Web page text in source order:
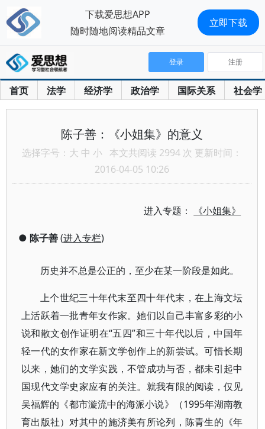
首页 法学 经济学 政治学 国际关系 社会学
登录 注册
陈子善：《小姐集》的意义
选择字号： 大 中 小 本文共阅读 2994 次 更新时间：
2016-04-05 10:26
进入专题： 《小姐集》
● 陈子善(进入专栏)
历史并不总是公正的，至少在某一阶段是如此。
上个世纪三十年代末至四十年代末，在上海文坛
上活跃着一批青年女作家。她们以自己丰富多彩的小
说和散文创作证明在“五四”和三十年代以后，中国年
轻一代的女作家在新文学创作上的新尝试。可惜长期
以来，她们的文学实践，不管成功与否，都未引起中
国现代文学史家应有的关注。就我有限的阅读，仅见
吴福辉的《都市漩流中的海派小说》（1995年湖南教
育出版社）对其中的施济美有所论列，陈青生的《年
下载爱思想APP
随时随地阅读精品文章
立即下载